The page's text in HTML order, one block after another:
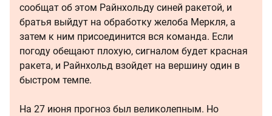
сообщат об этом Райнхольду синей ракетой, и
братья выйдут на обработку желоба Меркля, а
затем к ним присоединится вся команда. Если
погоду обещают плохую, сигналом будет красная
ракета, и Райнхольд взойдет на вершину один в
быстром темпе.
На 27 июня прогноз был великолепным. Но